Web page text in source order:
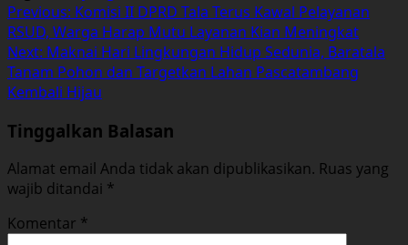
Post
navigation
Previous: Komisi II DPRD Tala Terus Kawal Pelayanan
RSUD, Warga Harap Mutu Layanan Kian Meningkat
Next: Maknai Hari Lingkungan Hidup Sedunia, Baratala
Tanam Pohon dan Targetkan Lahan Pascatambang
Kembali Hijau
Tinggalkan Balasan
Alamat email Anda tidak akan dipublikasikan. Ruas yang
wajib ditandai *
Komentar *